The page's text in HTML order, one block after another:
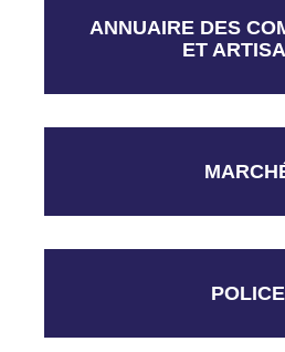
ANNUAIRE DES
ET
POLICE